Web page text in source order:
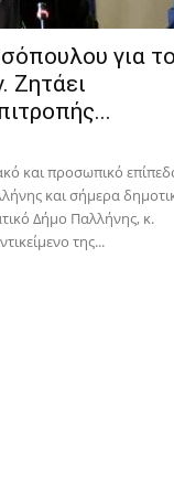
για το
Ζητάει
και προσωπικό
και σήμερα
Δήμο Παλλήνης, κ.
της...